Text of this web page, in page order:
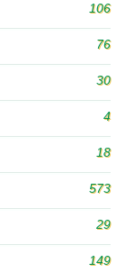
106
76
30
4
18
573
29
149